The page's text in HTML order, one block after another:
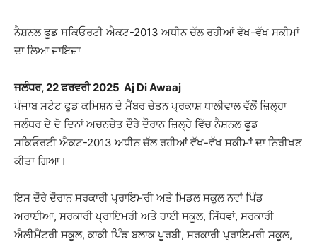
ਨੈਸ਼ਨਲ ਫੂਡ ਸਕਿਓਰਟੀ ਐਕਟ-2013 ਅਧੀਨ ਚੱਲ ਰਹੀਆਂ ਵੱਖ-ਵੱਖ ਸਕੀਮਾਂ
ਦਾ ਲਿਆ ਜਾਇਜ਼ਾ
ਜਲੰਧਰ, 22 ਫਰਵਰੀ 2025 Aj Di Awaaj
ਪੰਜਾਬ ਸਟੇਟ ਫੂਡ ਕਮਿਸ਼ਨ ਦੇ ਮੈਂਬਰ ਚੇਤਨ ਪ੍ਰਕਾਸ਼ ਧਾਲੀਵਾਲ ਵੱਲੋਂ ਜ਼ਿਲ੍ਹਾ
ਜਲੰਧਰ ਦੇ ਦੋ ਦਿਨਾਂ ਅਚਨਚੇਤ ਦੌਰੇ ਦੌਰਾਨ ਜ਼ਿਲ੍ਹੇ ਵਿੱਚ ਨੈਸ਼ਨਲ ਫੂਡ
ਸਕਿਓਰਟੀ ਐਕਟ-2013 ਅਧੀਨ ਚੱਲ ਰਹੀਆਂ ਵੱਖ-ਵੱਖ ਸਕੀਮਾਂ ਦਾ ਨਿਰੀਖਣ
ਕੀਤਾ ਗਿਆ।
ਇਸ ਦੌਰੇ ਦੌਰਾਨ ਸਰਕਾਰੀ ਪ੍ਰਾਇਮਰੀ ਅਤੇ ਮਿਡਲ ਸਕੂਲ ਨਵਾਂ ਪਿੰਡ
ਅਰਾਈਆ, ਸਰਕਾਰੀ ਪ੍ਰਾਇਮਰੀ ਅਤੇ ਹਾਈ ਸਕੂਲ, ਸਿੱਧਵਾਂ, ਸਰਕਾਰੀ
ਐਲੀਮੈਂਟਰੀ ਸਕੂਲ, ਕਾਕੀ ਪਿੰਡ ਬਲਾਕ ਪੂਰਬੀ, ਸਰਕਾਰੀ ਪ੍ਰਾਇਮਰੀ ਸਕੂਲ,